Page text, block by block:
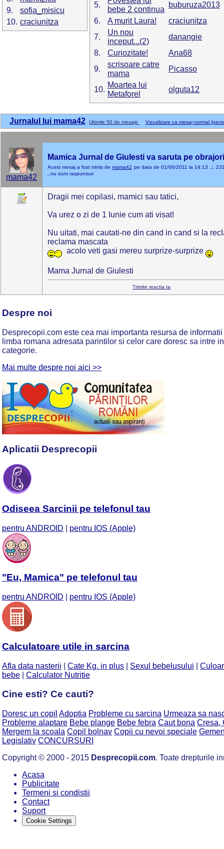
9.
sofia_misicu
10. craciunitza
5.
bebe 2 continua
buburuza2013
6.
A murit Laura!
craciunitza
7.
Un nou
inceput...(2)
danangie
8.
Curiozitate!
Ana68
9.
scrisoare catre
mama
Picasso
10.
Moartea lui
Metaforel
olguta12
Jurnalul lui mama42 Ultimile 50 de mesaje Vizualizare ca mesaj normal
mama42
Mamica Jurnal de Giulesti va saruta pe obrajori
Acest mesaj a fost trimis de mama42 pe data de 01/06/2011 la 14:13 .:.
..nu sunt raspunsuri
Dragii mei copilasi, mamici sau tatici,
Va urez o zi de 1 Iunie cum ati visat!
Nu uitati, mai cautati-ne din cand in cand si la
reclama mascata
acolo veti gasi mereu surprize-surprize
Mama Jurnal de Giulesti
Trimite reactia ta
Despre noi
Desprecopii.com este cea mai importanta resursa de
limba romana adresata parintilor si celor care doresc sa intre
categorie.
Mai multe despre noi aici >>
Aplicatii Desprecopii
Odiseea Sarcinii pe telefonul tau
pentru ANDROID pentru IOS (Apple)
"Eu, Mamica" pe telefonul tau
pentru ANDROID pentru IOS (Apple)
Calculatoare utile in sarcina
Afla data nasterii Cate Kg. in plus Sexul bebelusului
bebe
Calculator Nutritie
Cine esti? Ce cauti?
Doresc un copil Adoptia Probleme cu sarcina Urmeaza sa
Probleme alaptare Bebe plange Bebe febra Caut bona Cresa,
Mergem la scoala Copil bolnav Copii cu nevoi speciale
Legislativ CONCURSURI
Copyright © 2000 - 2015 Desprecopii.com. Toate drepturile
Acasa
Publicitate
Termeni si condistii
Contact
Suport
Cookie Settings